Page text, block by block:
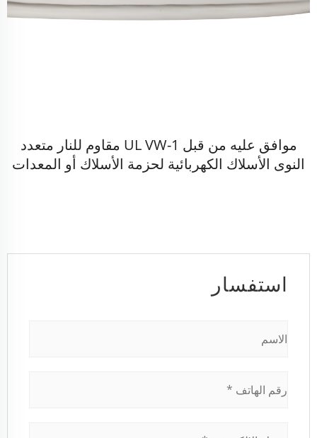
موافق عليه من قبل UL VW-1 مقاوم للنار متعدد
النوى الأسلاك الكهربائية لحزمة الأسلاك أو المعدات
استفسار